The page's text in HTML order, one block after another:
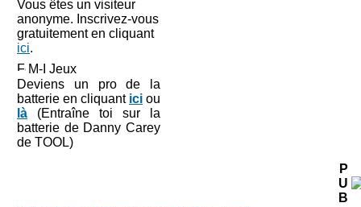
Vous êtes un visiteur
anonyme. Inscrivez-vous
gratuitement en cliquant
ici.
M-I Jeux
Deviens un pro de la
batterie en cliquant ici ou
là (Entraîne toi sur la
batterie de Danny Carey
de TOOL)
P
U
B